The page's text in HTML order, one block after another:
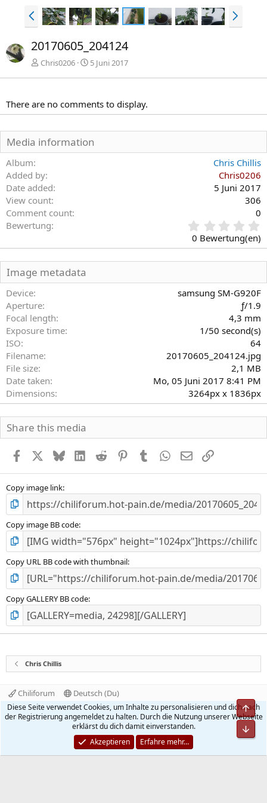
V
o
h
e
e
N
ä
20170605_204124
Chris0206 5 Juni 2017
There are no comments to display.
Media information
Album
Chris Chillis
Added by
Chris0206
Date added
5 Juni 2017
View count
306
Comment count
0
Bewertung
0
e
)
0 Bewertung(en)
Image metadata
Device
samsung SM-G920F
Aperture
ƒ/1.9
Focal length
4,3 mm
Exposure time
1/50 second(s)
ISO
64
Filename
20170605_204124.jpg
File size
2,1 MB
Date taken
Mo, 05 Juni 2017 8:41 PM
Dimensions
3264px x 1836px
Share this media
Facebook BlueskyLinkedInReddit PinterestTumblr WhatsApp
E-MailLink
Copy image link
Copy image BB code
Copy URL BB code with thumbnail
Copy GALLERY BB code
Chris Chillis
Chiliforum
Deutsch (Du)
Kontakt
Nutzungsbedingungen
Datenschutz
Hilfe und Impressum
Start
R
S
Community platform by XenForo® © 2010-2026 XenForo Ltd.
Quality Add-Ons made withbyWMTech.
Diese Seite verwendet Cookies, um Inhalte zu personalisieren und dich nach
der Registrierung angemeldet zu halten. Durch die Nutzung unserer Webseite
erklärst du dich damit einverstanden.
Akzeptieren
Erfahre mehr…